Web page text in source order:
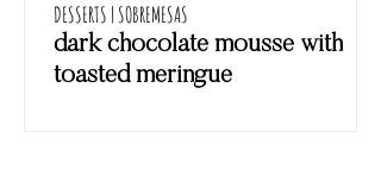
dark chocolate mousse with
toasted meringue
DESSERTS | SOBREMESAS